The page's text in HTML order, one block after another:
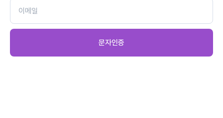
문자인증